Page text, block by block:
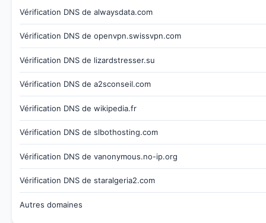
Vérification DNS de alwaysdata.com
Vérification DNS de openvpn.swissvpn.com
Vérification DNS de lizardstresser.su
Vérification DNS de a2sconseil.com
Vérification DNS de wikipedia.fr
Vérification DNS de slbothosting.com
Vérification DNS de vanonymous.no-ip.org
Vérification DNS de staralgeria2.com
Autres domaines